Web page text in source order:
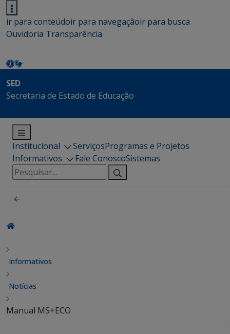
ir para conteúdoir para navegaçãoir para busca
Ouvidoria Transparência
SED
Secretaria de Estado de Educação
Institucional ServiçosProgramas e Projetos
Informativos
Fale ConoscoSistemas
Pesquisar
por:
Informativos
Notícias
Manual MS+ECO